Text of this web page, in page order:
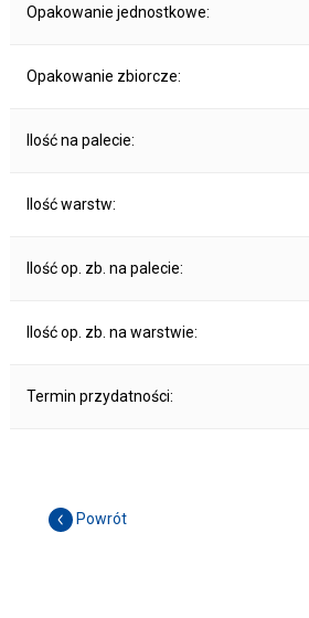
Opakowanie jednostkowe:
Opakowanie zbiorcze:
Ilość na palecie:
Ilość warstw:
Ilość op. zb. na palecie:
Ilość op. zb. na warstwie:
Termin przydatności:
Powrót